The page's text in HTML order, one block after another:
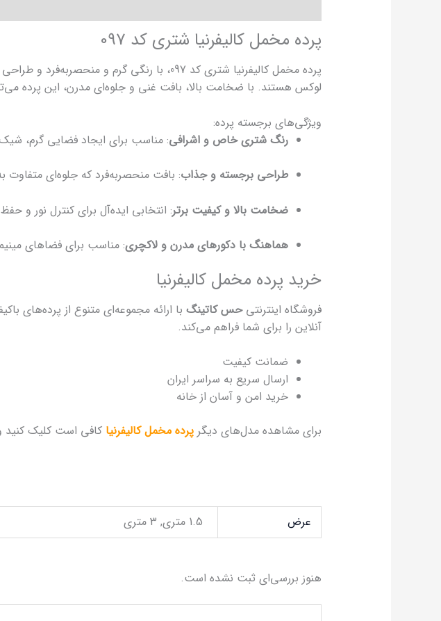
پرده مخمل کالیفرنیا شتری کد 097
پرده مخمل کالیفرنیا شتری کد 097، با رنگی
لوکس هستند. با ضخامت بالا، بافت غنی و جلوه‌ای مدرن، این پرده
ویژگی‌های برجسته پرده:
رنگ شتری خاص و اشرافی: مناسب برای ایجاد فضایی گرم،
طراحی برجسته و جذاب: بافت منحصربه‌فرد که جلوه‌ای
ضخامت بالا و کیفیت برتر: انتخابی ایده‌آل برای کنترل نور
هماهنگ با دکورهای مدرن و لاکچری: مناسب برای فضاهای
خرید پرده مخمل کالیفرنیا
فروشگاه اینترنتیحس کاتینگ با ارائه مجموعه‌ای متنوع از پرده‌های
آنلاین را برای شما فراهم می‌کند.
ضمانت کیفیت
ارسال سریع به سراسر ایران
خرید امن و آسان از خانه
برای مشاهده مدل‌های دیگر پرده مخمل کالیفرنیا کافی است کلیک کنید
عرض 1.5 متری, 3 متری
هنوز بررسی‌ای ثبت نشده است.